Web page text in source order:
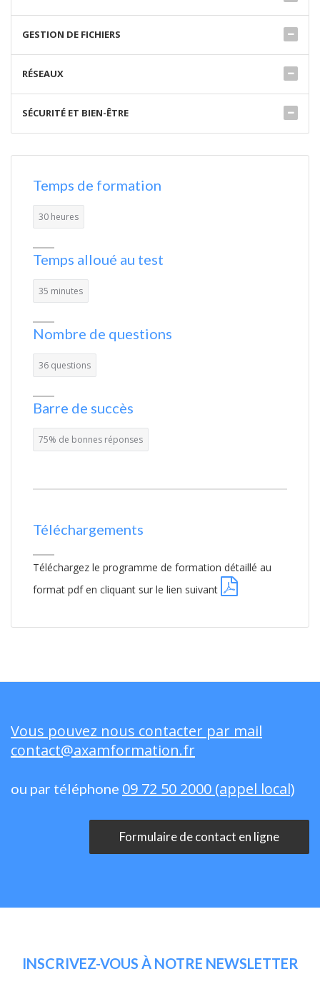
GESTION DE FICHIERS
RÉSEAUX
SÉCURITÉ ET BIEN-ÊTRE
Temps de formation
30 heures
Temps alloué au test
35 minutes
Nombre de questions
36 questions
Barre de succès
75% de bonnes réponses
Téléchargements
Téléchargez le programme de formation détaillé au
format pdf en cliquant sur le lien suivant
Vous pouvez nous contacter par mail
contact@axamformation.fr
ou par téléphone 09 72 50 2000 (appel local)
Formulaire de contact en ligne
INSCRIVEZ-VOUS À NOTRE NEWSLETTER